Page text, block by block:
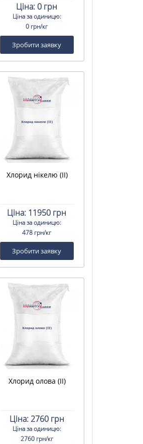
Ціна: 0 грн
Ціна за одиницю:
0 грн/кг
Зробити заявку
Хлорид нікелю (II)
Ціна: 11950 грн
Ціна за одиницю:
478 грн/кг
Зробити заявку
Хлорид олова (II)
Ціна:2760 грн
Ціна за одиницю:
2760 грн/кг